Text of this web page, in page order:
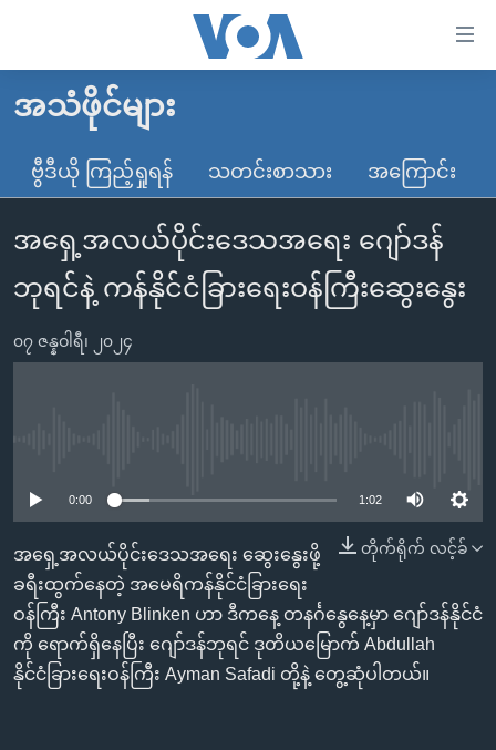
လွယ်ကူ
သည့်
များ
ပင်မ
သို့
စာမျက်နှာ
သို့
ကျော်
ကြည့်
ရန်
မူလစာမျက်နှာ
မြန်မာ
ကမ္ဘာ့သတင်းများ
နိုင်ငံတကာ
အမေရိကန်
အစ္စရေး-ပါလက်စတိုင်း
ဗွီဒီယို
သတင်းလွတ်လပ်ခွင့်
ရပ်ဝန်းတခု လမ်းတခု အလွန်
အင်္ဂလိပ်စာလေ့လာမယ်
ဗွီအိုအေ လူမှုကွန်ယက်များ
အသံဖိုင်များ
ဗွီဒီယို ကြည့်ရှုရန် သတင်းစာသား အကြောင်း
အရှေ့အလယ်ပိုင်းဒေသအရေး ဂျော်ဒန်
ဘုရင်နဲ့ ကန်နိုင်ငံခြားရေးဝန်ကြီးဆွေးနွေး
၀၇ ဇန္နဝါရီ၊ ၂၀၂၄
0:00 1:02
တိုက်ရိုက် လင့်ခ်
အရှေ့အလယ်ပိုင်းဒေသအရေး ဆွေးနွေးဖို့
ခရီးထွက်နေတဲ့ အမေရိကန်နိုင်ငံခြားရေး
ဝန်ကြီး Antony Blinken ဟာ ဒီကနေ့ တနင်္ဂနွေနေ့မှာ ဂျော်ဒန်နိုင်ငံ
ကို ရောက်ရှိနေပြီး ဂျော်ဒန်ဘုရင် ဒုတိယမြောက် Abdullah
နိုင်ငံခြားရေးဝန်ကြီး Ayman Safadi တို့နဲ့ တွေ့ဆုံပါတယ်။